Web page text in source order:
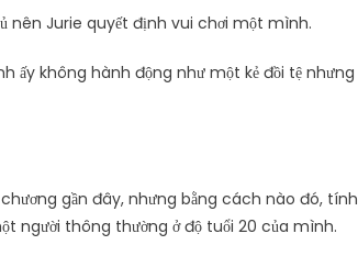
nên Jurie quyết định vui chơi một mình.
ấy không hành động như một kẻ đồi tệ nhưng
gần đây, nhưng bằng cách nào đó, tính
người thông thường ở độ tuổi 20 của mình.